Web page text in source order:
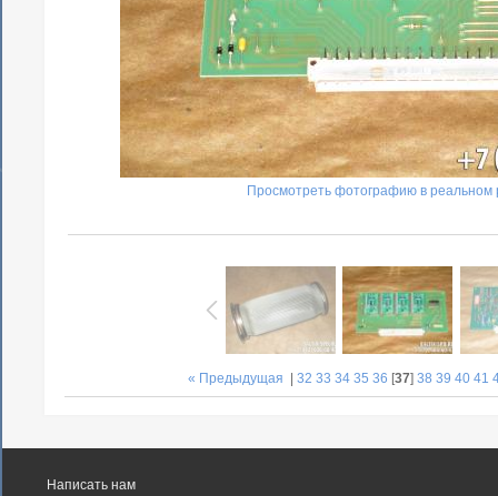
Просмотреть фотографию в реальном
« Предыдущая 32 33 34 35 36 [37] 38 39 40 41
Написать нам